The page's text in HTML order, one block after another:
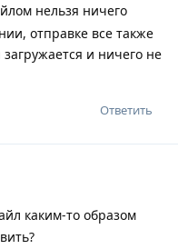
нельзя ничего
отправке все также
загружается и ничего не
Ответить
каким-то образом